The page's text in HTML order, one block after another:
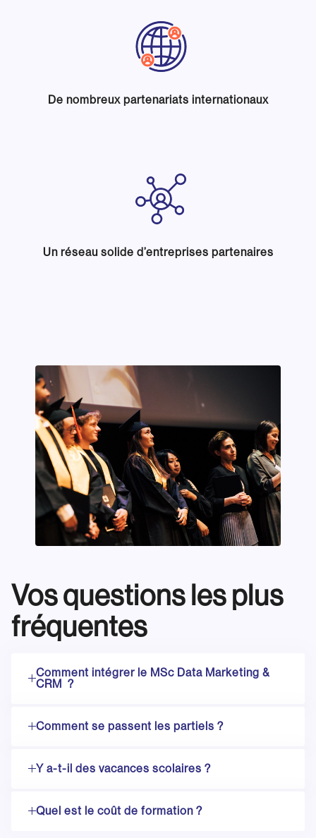
De nombreux partenariats internationaux
Un réseau solide d’entreprises partenaires
Vos questions les plus
fréquentes
Comment intégrer le MSc Data Marketing &
CRM ?
Comment se passent les partiels ?
Y a-t-il des vacances scolaires ?
Quel est le coût de formation ?